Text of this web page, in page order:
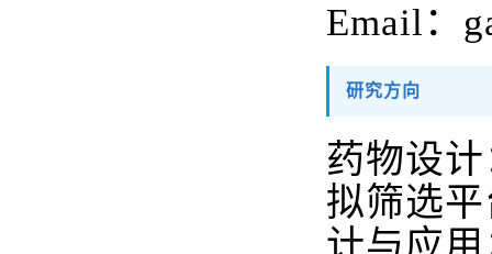
Email ：
研究方向
药物设
拟筛选